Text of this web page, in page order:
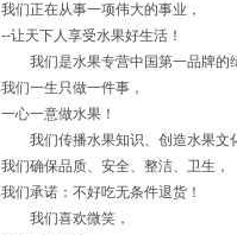
我们正在从事一项伟大的事业，
--让天下人享受水果好生活！
我们是水果专营中国第一品牌的
我们一生只做一件事，
一心一意做水果！
我们传播水果知识、创造水果文
我们确保品质、安全、整洁、卫生，
我们承诺：不好吃无条件退货！
我们喜欢微笑，